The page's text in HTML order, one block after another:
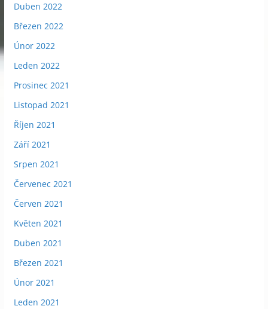
Duben 2022
Březen 2022
Únor 2022
Leden 2022
Prosinec 2021
Listopad 2021
Říjen 2021
Září 2021
Srpen 2021
Červenec 2021
Červen 2021
Květen 2021
Duben 2021
Březen 2021
Únor 2021
Leden 2021